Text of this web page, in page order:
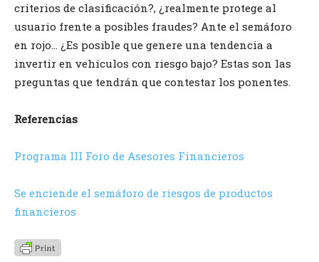
criterios de clasificación?, ¿realmente protege al
usuario frente a posibles fraudes? Ante el semáforo
en rojo… ¿Es posible que genere una tendencia a
invertir en vehículos con riesgo bajo? Estas son las
preguntas que tendrán que contestar los ponentes.
Referencias
Programa III Foro de Asesores Financieros
Se enciende el semáforo de riesgos de productos
financieros